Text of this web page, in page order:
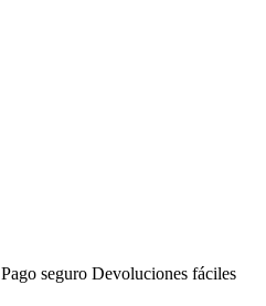
Pago seguro Devoluciones fáciles